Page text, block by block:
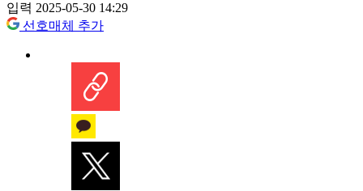
입력 2025-05-30 14:29
선호매체 추가